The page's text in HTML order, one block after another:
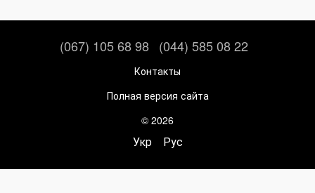
(067) 105 68 98 (044) 585 08 22
Контакты
Полная версия сайта
© 2026
Укр Рус